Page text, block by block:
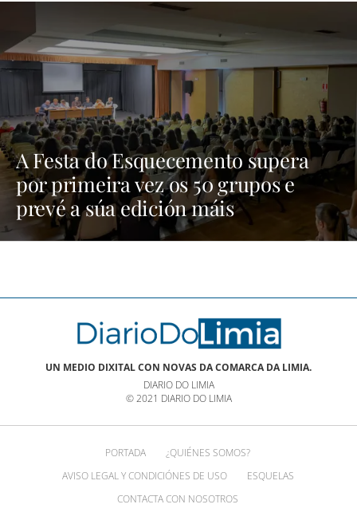
A Festa do Esquecemento supera
por primeira vez os 50 grupos e
prevé a súa edición máis
multitudinaria | NOTICIAS XINZO
UN MEDIO DIXITAL CON NOVAS DA COMARCA DA LIMIA.
DIARIO DO LIMIA
© 2021 DIARIO DO LIMIA
PORTADA
¿QUIÉNES SOMOS?
AVISO LEGAL Y CONDICIÓNES DE USO
ESQUELAS
CONTACTA CON NOSOTROS